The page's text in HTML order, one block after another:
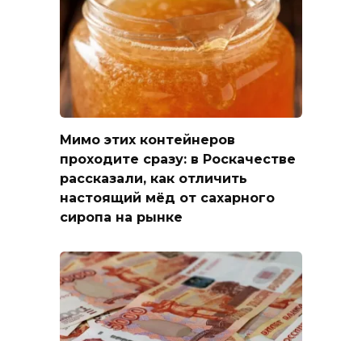
Мимо этих контейнеров
проходите сразу: в Роскачестве
рассказали, как отличить
настоящий мёд от сахарного
сиропа на рынке